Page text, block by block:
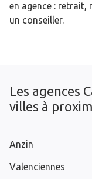
en agence : retrait,
un conseiller.
Les agences
villes à
Anzin
Valenciennes